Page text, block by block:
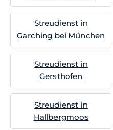
Streudienst in
Garching bei München
Streudienst in
Gersthofen
Streudienst in
Hallbergmoos